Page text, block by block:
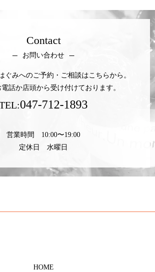
Contact
お問い合わせ
ぐみへのご予約・ご相談はこちらから。
話か店頭から受け付けております。
047-712-1893
営業時間 10:00〜19:00
定休日 水曜日
HOME